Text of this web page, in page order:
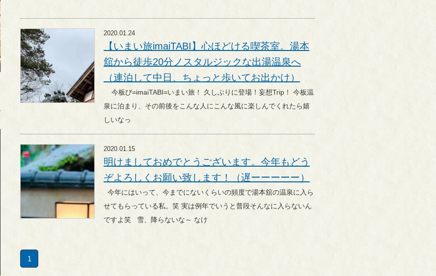
2020.01.24
【いまい旅imaiTABI】心ほどける喫茶室。湯本
舘から徒歩20分ノスタルジックな出湯温泉へ
（連泊して中日、ちょっと歩いてお出かけ）
泉に泊まり、その前後をこんな人にこんな風に楽しんでくれたら嬉
しいなっ
2020.01.15
明けましておめでとうございます。今年もどう
ぞよろしくお願い致します！（遅ーーーーー）
せてもらっている私。笑 実は例年でいうと普段そんなに入らないん
ですよ笑 雪、降らないな～ なけ
1